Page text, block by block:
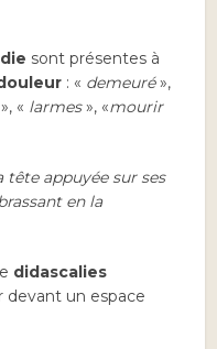
sont présentes à
: « demeuré»,
« larmes», «mourir
tête appuyée sur ses
en la
didascalies
devant un espace